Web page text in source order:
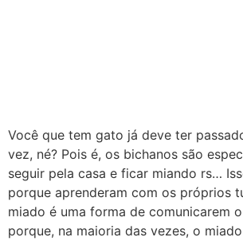
Você que tem gato já deve ter
vez, né? Pois é, os bichanos são
seguir pela casa e ficar miando rs…
porque aprenderam com os próprios
miado é uma forma de comunicarem
porque, na maioria das vezes, o